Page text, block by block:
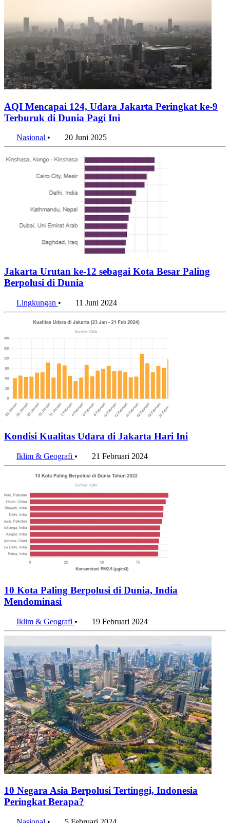
AQI Mencapai 124, Udara Jakarta Peringkat ke-9
Terburuk di Dunia Pagi Ini
Nasional• 20 Juni 2025
Jakarta Urutan ke-12 sebagai Kota Besar Paling
Lingkungan• 11 Juni 2024
Iklim & Geografi• 21 Februari 2024
10 Kota Paling Berpolusi di Dunia, India
Iklim & Geografi• 19 Februari 2024
10 Negara Asia Berpolusi Tertinggi, Indonesia